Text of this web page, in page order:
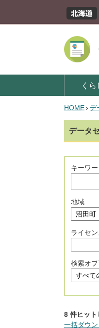
く
HOME› デ
データ
キーワー
地域
ライセン
検索オ
8 件ヒット
一括ダウン